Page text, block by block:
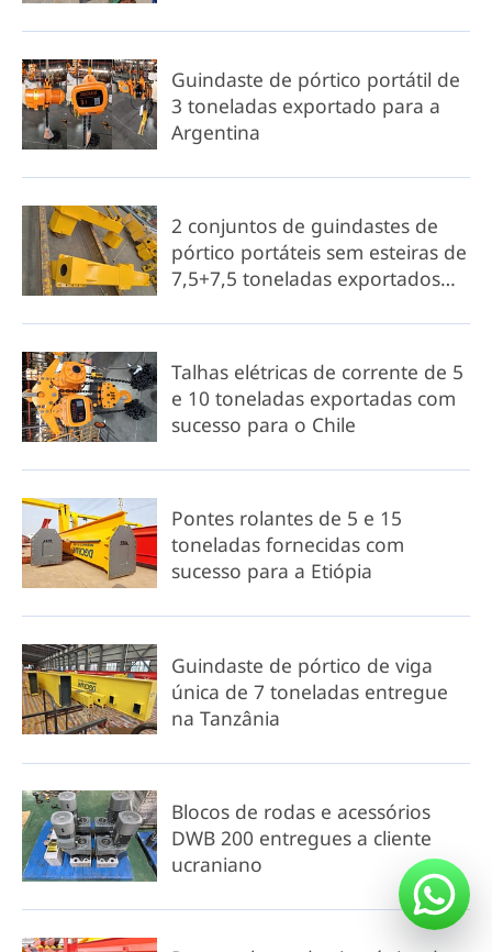
Guindaste de pórtico portátil de
3 toneladas exportado para a
Argentina
2 conjuntos de guindastes de
pórtico portáteis sem esteiras de
7,5+7,5 toneladas exportados
Talhas elétricas de corrente de 5
e 10 toneladas exportadas com
sucesso para o Chile
Pontes rolantes de 5 e 15
toneladas fornecidas com
sucesso para a Etiópia
Guindaste de pórtico de viga
única de 7 toneladas entregue
na Tanzânia
Blocos de rodas e acessórios
DWB 200 entregues a cliente
ucraniano